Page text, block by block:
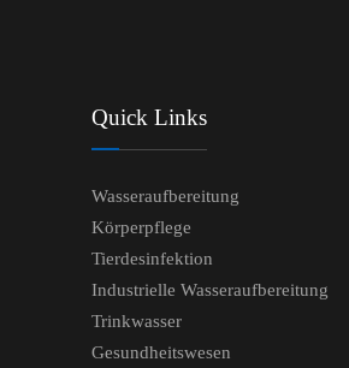
Quick Links
Wasseraufbereitung
Körperpflege
Tierdesinfektion
Industrielle Wasseraufbereitung
Trinkwasser
Gesundheitswesen